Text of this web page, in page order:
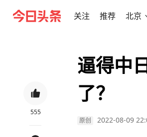
关注 推荐 北京
555
逼得中
了？
原创 2022-08-09